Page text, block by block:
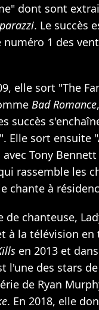
dont sont
. Le succès
1 des
elle sort "The
Bad Romance
succès
Elle sort ensuite
Tony Bennett
rassemble les
chante à
de chanteuse,
à la télévision en
en 2013 et dans
l'une des stars
de Ryan
. En 2018, elle